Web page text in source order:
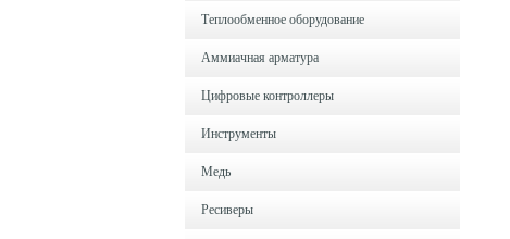
Теплообменное оборудование
Аммиачная арматура
Цифровые контроллеры
Инструменты
Медь
Ресиверы